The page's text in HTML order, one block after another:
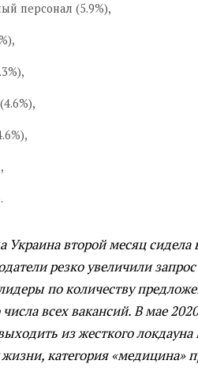
персонал (5.9%),
Украина второй месяц сидела
резко увеличили
по количеству
всех вакансий. В мае
из жесткого локдауна
категория «медицина»